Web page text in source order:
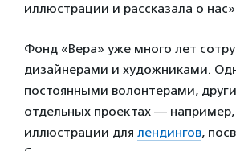
иллюстрации и рассказала о
Фонд «Вера» уже много лет
дизайнерами и художниками.
постоянными волонтерами,
отдельных проектах —
иллюстрации для лендингов,